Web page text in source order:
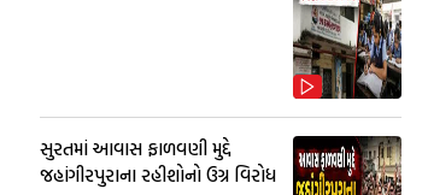
સુરતમાં આવાસ ફાળવણી મુદ્દે
જહાંગીરપુરાના રહીશોનો ઉગ્ર વિરોધ